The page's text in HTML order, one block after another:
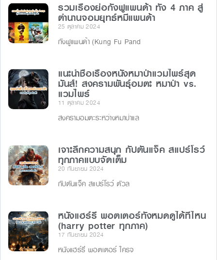
รวมเรื่องย่อกังฟูแพนด้า ทั้ง 4 ภาค สู่
ตำนานจอมยุทธ์หมีแพนด้า
25 ตุลาคม 2024
กังฟูแพนด้า (Kung Fu Pand
แนะนำชื่อเรื่องหนังหมาป่าแวมไพร์สุด
มันส์! สงครามพันธุ์อมตะ หมาป่า vs.
แวมไพร์
11 ตุลาคม 2024
สงครามอมตะระหว่างหมาป่าแล
เจาะลึกความสนุก กัปตันแจ็ค สแปร์โรว์
ทุกภาคแบบจัดเต็ม
20 กันยายน 2024
กัปตันแจ็ค สแปร์โรว์ ตัวล
หนังแฮร์รี่ พอตเตอร์ทั้งหมดดูได้ที่ไหน
(harry potter ทุกภาค)
17 กันยายน 2024
หนังแฮร์รี่ พอตเตอร์ ใครจ